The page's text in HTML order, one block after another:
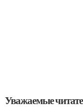
Уважаемые